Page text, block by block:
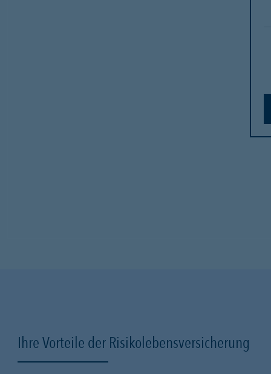
Ihre Vorteile der Risikolebensversicherung